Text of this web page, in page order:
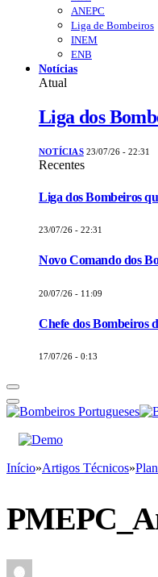
ANEPC
Liga de Bombeiros
INEM
ENB
Notícias
Atual
Liga dos
NOTÍCIAS 23/07/26 - 22:31
Recentes
Liga dos Bombeiros
23/07/26 - 22:31
Novo Comando dos
20/07/26 - 11:09
Chefe dos Bombeiros
17/07/26 - 0:13
Início»Artigos Técnicos»